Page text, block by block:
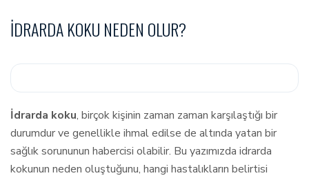
İDRARDA KOKU NEDEN OLUR?
İdrarda koku, birçok kişinin zaman zaman karşılaştığı bir
durumdur ve genellikle ihmal edilse de altında yatan bir
sağlık sorununun habercisi olabilir. Bu yazımızda idrarda
kokunun neden oluştuğunu, hangi hastalıkların belirtisi